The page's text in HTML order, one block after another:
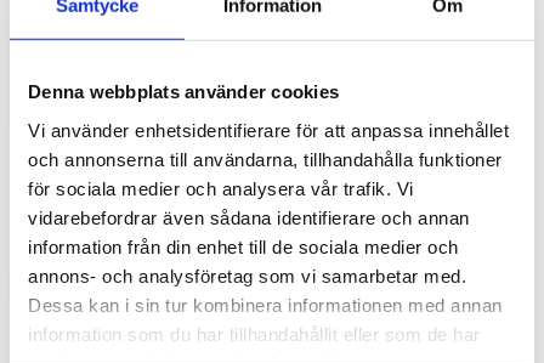
Samtycke Information Om
Denna webbplats använder cookies
Vi använder enhetsidentifierare för att anpassa innehållet
och annonserna till användarna, tillhandahålla funktioner
för sociala medier och analysera vår trafik. Vi
vidarebefordrar även sådana identifierare och annan
information från din enhet till de sociala medier och
annons- och analysföretag som vi samarbetar med.
Dessa kan i sin tur kombinera informationen med annan
information som du har tillhandahållit eller som de har
gör stor skillnad i vardagen
även lunchplatsen under långa arbetsdagar....